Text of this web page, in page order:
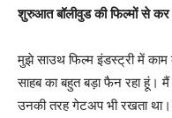
शुरुआत बॉलीवुड की फिल्मों से
मुझे साउथ फिल्म इंडस्ट्री में
साहब का बहुत बड़ा फैन रहा हूं।
उनकी तरह गेटअप भी रखता था।